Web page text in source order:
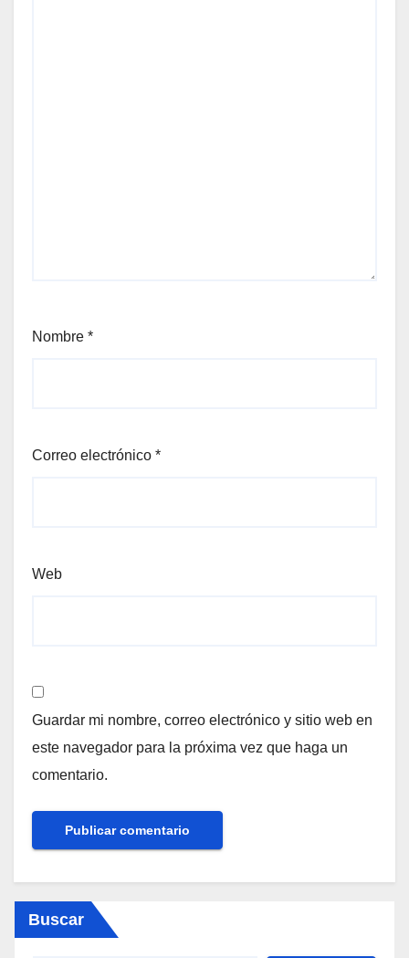
Nombre *
Correo electrónico *
Web
Guardar mi nombre, correo electrónico y sitio web en
este navegador para la próxima vez que haga un
comentario.
Buscar